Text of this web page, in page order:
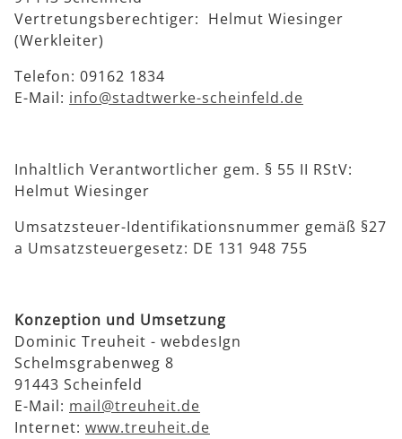
Vertretungsberechtiger: Helmut Wiesinger
(Werkleiter)
Telefon: 09162 1834
E-Mail: info@stadtwerke-scheinfeld.de
Inhaltlich Verantwortlicher gem. § 55 II RStV:
Helmut Wiesinger
Umsatzsteuer-Identifikationsnummer gemäß §27
a Umsatzsteuergesetz: DE 131 948 755
Konzeption und Umsetzung
Dominic Treuheit - webdesIgn
Schelmsgrabenweg 8
91443 Scheinfeld
E-Mail: mail@treuheit.de
Internet: www.treuheit.de